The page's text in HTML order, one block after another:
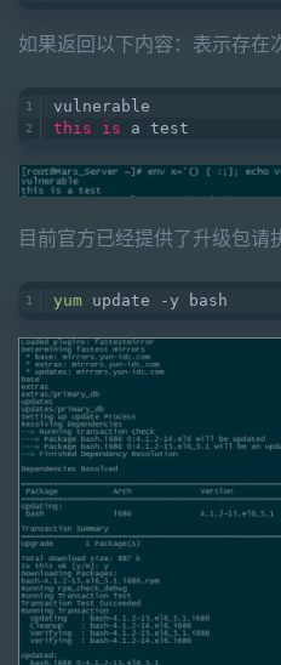
如果返回以下内容：表示存在
vulnerable
this
is a test
目前官方已经提供了升级包请
yum update -y bash